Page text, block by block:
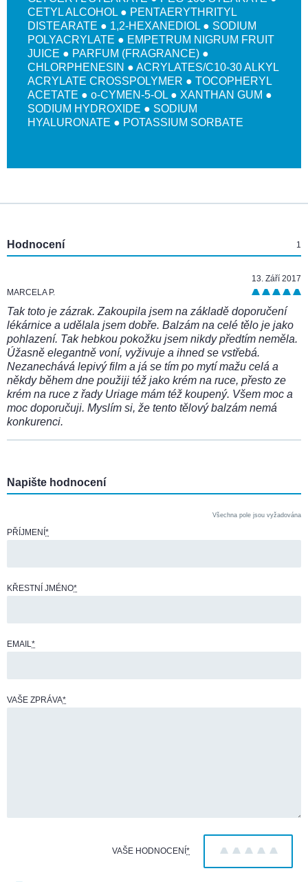
CETYL ALCOHOL ● PENTAERYTHRITYL
DISTEARATE ● 1,2-HEXANEDIOL ● SODIUM
POLYACRYLATE ● EMPETRUM NIGRUM FRUIT
JUICE ● PARFUM (FRAGRANCE) ●
CHLORPHENESIN ● ACRYLATES/C10-30 ALKYL
ACRYLATE CROSSPOLYMER ● TOCOPHERYL
ACETATE ● o-CYMEN-5-OL ● XANTHAN GUM ●
SODIUM HYDROXIDE ● SODIUM
HYALURONATE ● POTASSIUM SORBATE
Hodnocení: 1
MARCELA P.
13. Září 2017
Tak toto je zázrak. Zakoupila jsem na základě doporučení
lékárnice a udělala jsem dobře. Balzám na celé tělo je jako
pohlazení. Tak hebkou pokožku jsem nikdy předtím neměla.
Úžasně elegantně voní, vyživuje a ihned se vstřebá.
Nezanechává lepivý film a já se tím po mytí mažu celá a
někdy během dne použiji též jako krém na ruce, přesto ze
krém na ruce z řady Uriage mám též koupený. Všem moc a
moc doporučuji. Myslím si, že tento tělový balzám nemá
konkurenci.
Napište hodnocení
Všechna pole jsou vyžadována
PŘÍJMENÍ *
KŘESTNÍ JMÉNO*
EMAIL*
VAŠE ZPRÁVA*
VAŠE HODNOCENÍ* 5
4
3
2
1